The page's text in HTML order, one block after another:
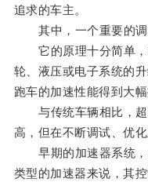
追求的车主。
其中，一个重要的调
它的原理十分简单，
轮、液压或电子系统的
跑车的加速性能得到大幅
与传统车辆相比，超
高，但在不断调试、优
早期的加速器系统，
类型的加速器来说，其